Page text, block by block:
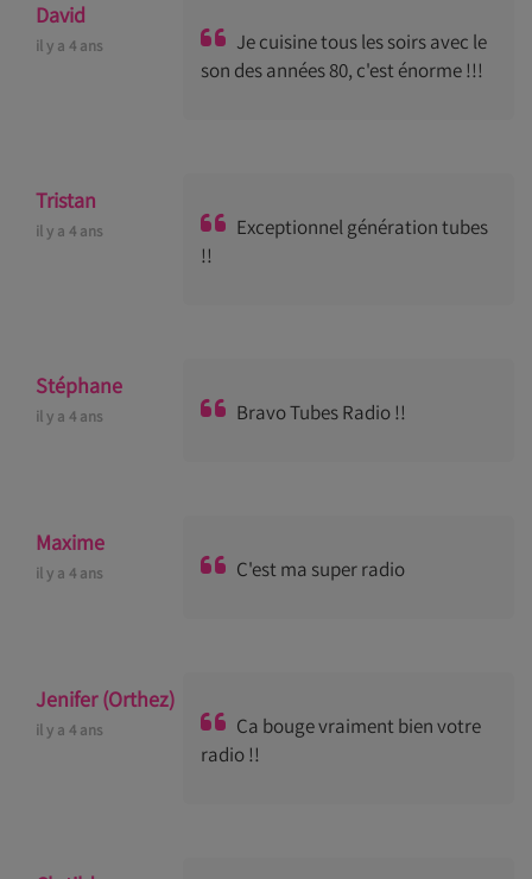
David
il y a 4 ans
Je cuisine tous les soirs avec le
son des années 80, c'est énorme !!!
Tristan
il y a 4 ans
Exceptionnel génération tubes
!!
Stéphane
il y a 4 ans Bravo Tubes Radio !!
Maxime
il y a 4 ans C'est ma super radio
Jenifer (Orthez)
il y a 4 ans
Ça bouge vraiment bien votre
radio !!